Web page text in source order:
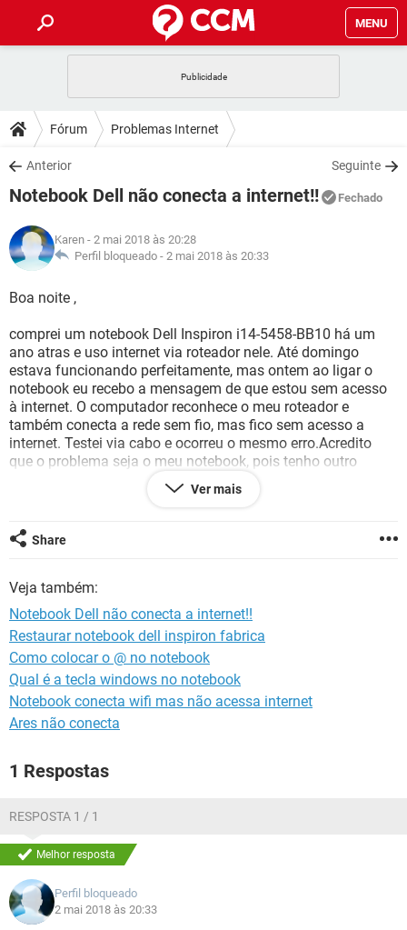
MENU
CELULAR FACEBOOK
OUTLOOK
INSTAGRAM GMAIL
GUIA DE COMPRAS
DICAS
JOGOS WHATSAPP
INSTAGRAM
GUIA DE COMPRAS
DOWNLOADS
JOGOS WHATSAPP
CELULAR
OUTLOOK EXCEL
INSTAGRAM
JOGOS
CELULAR
OUTLOOK
INSTAGRAM GMAIL
GUIA DE COMPRAS
GLOSSÁRIO
OUTLOOK EXCEL
INSTAGRAM GMAIL
GUIA DE COMPRAS
Fórum Problemas Internet
Anterior Seguinte
Notebook Dell não conecta a internet!! Fechado
Karen - 2 mai 2018 às 20:28
Perfil bloqueado - 2 mai 2018 às 20:33
Boa noite ,
comprei um notebook Dell Inspiron i14-5458-BB10 há um
ano atras e uso internet via roteador nele. Até domingo
estava funcionando perfeitamente, mas ontem ao ligar o
notebook eu recebo a mensagem de que estou sem acesso
à internet. O computador reconhece o meu roteador e
também conecta a rede sem fio, mas fico sem acesso a
internet. Testei via cabo e ocorreu o mesmo erro.Acredito
que o problema seja o meu notebook, pois tenho outro
notebook em casa e ele conecta perfeitamente, inclusive em
meu celular. Alguém poderia me ajudar a resolver isso ?
Desde já, obrigado !
Ver mais
Share
Veja também:
Notebook Dell não conecta a internet!!
Restaurar notebook dell inspiron fabrica
Como colocar o @ no notebook
Qual é a tecla windows no notebook
Notebook conecta wifi mas não acessa internet
Ares não conecta
1 Respostas
RESPOSTA 1 / 1
Melhor resposta
Perfil bloqueado
2 mai 2018 às 20:33